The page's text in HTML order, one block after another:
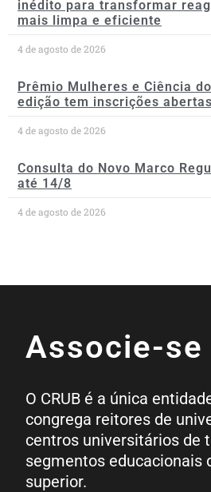
inédito para transformar
mais limpa e eficiente
4 de agosto de 2026
Prêmio Mulheres e Ciência
edição tem inscrições
4 de agosto de 2026
Consulta do Novo Marco
até 14/8
4 de agosto de 2026
Associe-se
O CRUB é a única
congrega reitores de
centros universitários de
segmentos educacionais
superior.